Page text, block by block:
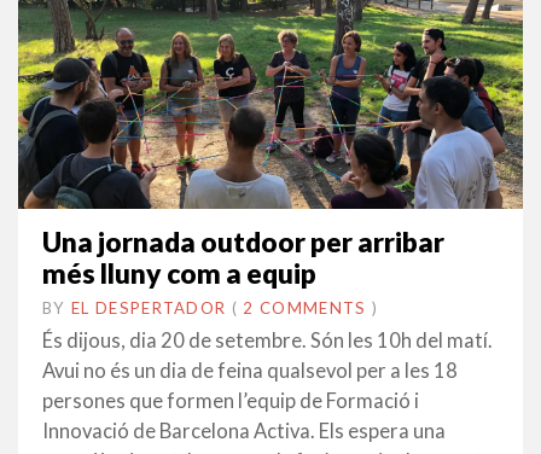
Una jornada outdoor per arribar
més lluny com a equip
BY EL DESPERTADOR ON
27
SETEMBRE
•( 2 COMMENTS )
És dijous, dia 20 de setembre. Són les 10h del matí.
Avui no és un dia de feina qualsevol per a les 18
persones que formen l’equip de Formació i
Innovació de Barcelona Activa. Els espera una